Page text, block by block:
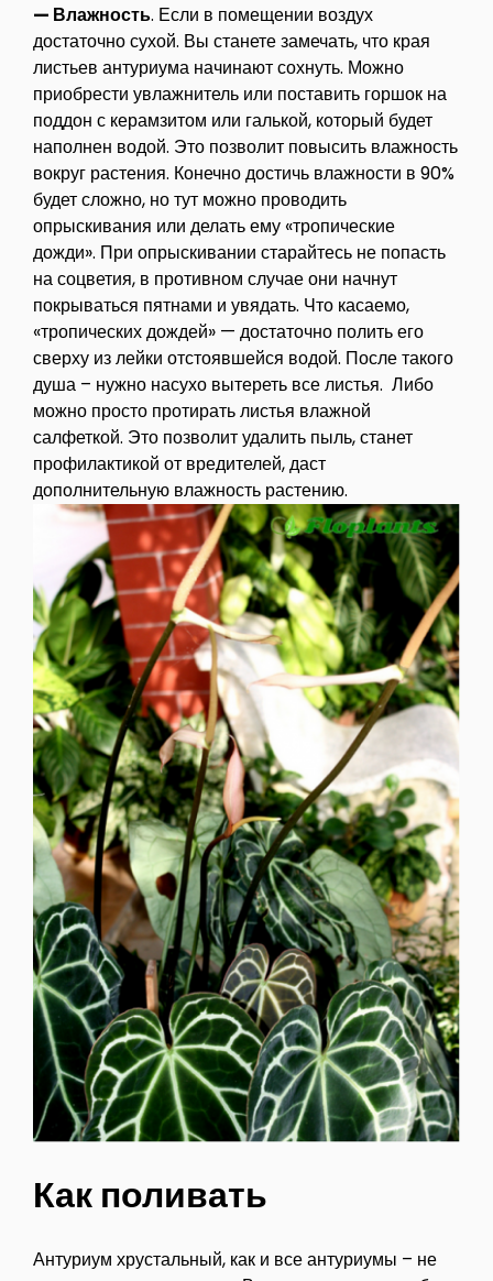
— Влажность. Если в помещении воздух
достаточно сухой. Вы станете замечать, что края
листьев антуриума начинают сохнуть. Можно
приобрести увлажнитель или поставить горшок на
поддон с керамзитом или галькой, который будет
наполнен водой. Это позволит повысить влажность
вокруг растения. Конечно достичь влажности в 90%
будет сложно, но тут можно проводить
опрыскивания или делать ему «тропические
дожди». При опрыскивании старайтесь не попасть
на соцветия, в противном случае они начнут
покрываться пятнами и увядать. Что касаемо,
«тропических дождей» — достаточно полить его
сверху из лейки отстоявшейся водой. После такого
душа – нужно насухо вытереть все листья. Либо
можно просто протирать листья влажной
салфеткой. Это позволит удалить пыль, станет
профилактикой от вредителей, даст
дополнительную влажность растению.
Как поливать
Антуриум хрустальный, как и все антуриумы – не